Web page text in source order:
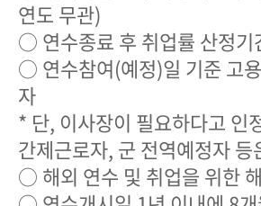
연도 무관)
○ 연수종료 후 취업률 산정기
○ 연수참여(예정)일 기준 고
자
* 단, 이사장이 필요하다고 인
간제근로자, 군 전역예정자
○ 해외 연수 및 취업을 위한